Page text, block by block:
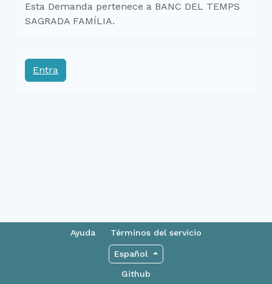
Esta Demanda pertenece a BANC DEL TEMPS
SAGRADA FAMÍLIA.
Entra
Ayuda Términos del servicio
Español
Github